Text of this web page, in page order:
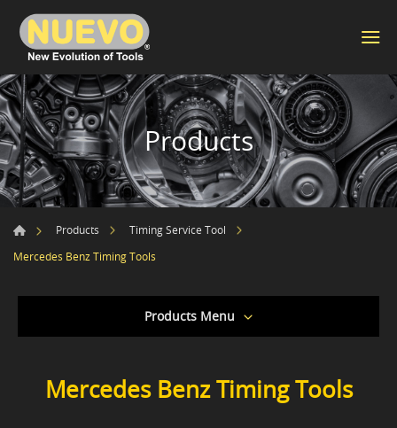
Products
Products
Timing Service Tool
Mercedes Benz Timing Tools
Products Menu
Mercedes Benz Timing Tools